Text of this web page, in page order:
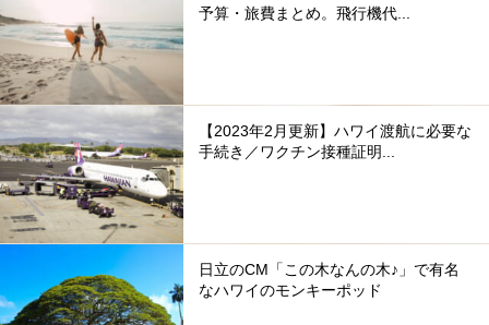
予算・旅費まとめ。飛行機代...
【2023年2月更新】ハワイ渡航に必要な
手続き／ワクチン接種証明...
日立のCM「この木なんの木♪」で有名
なハワイのモンキーポッド